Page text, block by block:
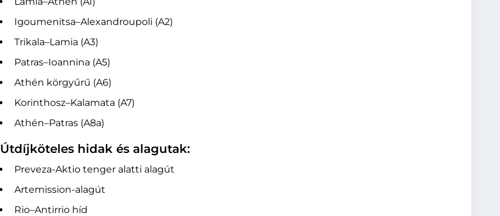
Igoumenitsa–Alexandroupoli (A2)
Trikala–Lamia (A3)
Patras–Ioannina (A5)
Athén körgyűrű (A6)
Korinthosz–Kalamata (A7)
Athén–Patras (A8a)
Útdíjköteles hidak és alagutak:
Preveza-Aktio tenger alatti alagút
Artemission-alagút
Rio–Antirrio híd